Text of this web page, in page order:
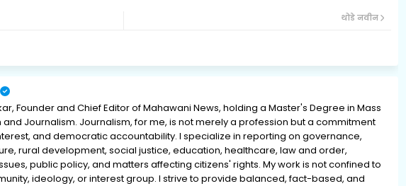
थोडे नवीन
Founder and Chief Editor of Mahawani News, holding a Master's Degree in Mass
Journalism. Journalism, for me, is not merely a profession but a commitment
and democratic accountability. I specialize in reporting on governance,
rural development, social justice, education, healthcare, law and order,
public policy, and matters affecting citizens' rights. My work is not confined to
ideology, or interest group. I strive to provide balanced, fact-based, and